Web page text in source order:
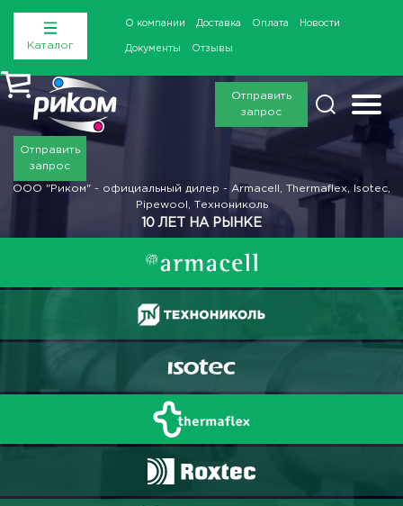
Каталог
О компании Доставка Оплата Новости
Документы Отзывы
Отправить
запрос
Отправить
запрос
ООО "Риком" - официальный дилер - Armacell, Thermaflex, Isotec,
Pipewool, Технониколь
10 ЛЕТ НА РЫНКЕ